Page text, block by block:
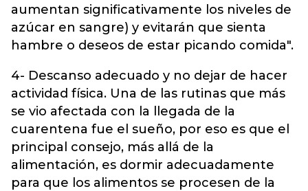
aumentan significativamente los niveles de
azúcar en sangre) y evitarán que sienta
hambre o deseos de estar picando comida".
4- Descanso adecuado y no dejar de hacer
actividad física. Una de las rutinas que más
se vio afectada con la llegada de la
cuarentena fue el sueño, por eso es que el
principal consejo, más allá de la
alimentación, es dormir adecuadamente
para que los alimentos se procesen de la